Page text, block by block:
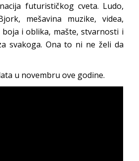
futurističkog cveta. Ludo,
mešavina muzike, videa,
i oblika, mašte, stvarnosti i
svakoga. Ona to ni ne želi da
u novembru ove godine.